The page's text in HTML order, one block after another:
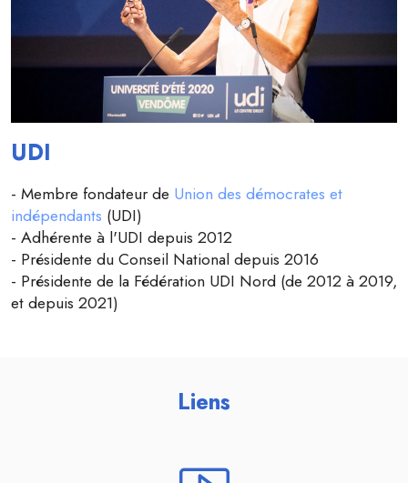
UDI
- Membre fondateur de Union des démocrates et
indépendants (UDI)
- Adhérente à l'UDI depuis 2012
- Présidente du Conseil National depuis 2016
- Présidente de la Fédération UDI Nord (de 2012 à 2019,
et depuis 2021)
Liens